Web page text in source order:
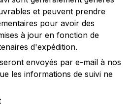
et peuvent prendre
pour avoir des
à jour en fonction de
d'expédition.
envoyés par e-mail à nos
les informations de suivi ne